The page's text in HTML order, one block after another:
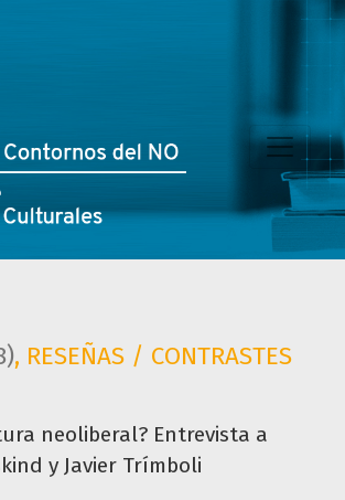
neoliberal?
, RESEÑAS / CONTRASTES
neoliberal? Entrevista a
y Javier Trímboli